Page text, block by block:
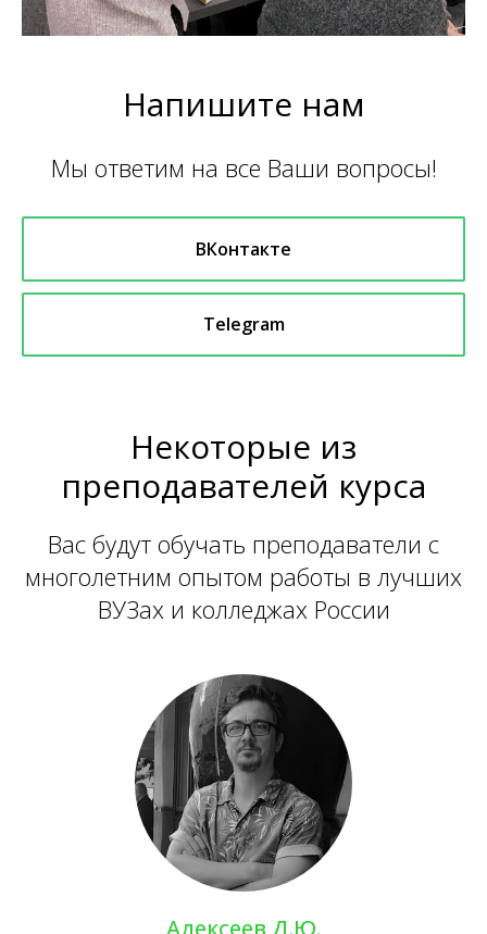
Напишите нам
Мы ответим на все Ваши вопросы!
ВКонтакте
Telegram
Некоторые из
преподавателей курса
Вас будут обучать преподаватели с
многолетним опытом работы в лучших
ВУЗах и колледжах России